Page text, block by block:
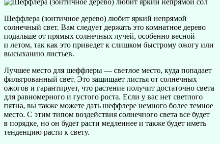
Шеффлера (зонтичное дерево) любит яркий непрямой
солнечный свет. Вам следует держать это комнатное дерево
подальше от прямых солнечных лучей, особенно весной
и летом, так как это приведет к слишком быстрому ожогу или
высыханию листьев.
Лучшее место для шеффлеры — светлое место, куда попадает
фильтрованный свет. Это защищает листья от солнечных
ожогов и гарантирует, что растение получит достаточно света
для равномерного и густого роста. Если у вас нет светлого
пятна, вы также можете дать шеффлере немного более темное
место. С этим типом воздействия солнечного света все будет
в порядке, но он будет расти медленнее и также будет иметь
тенденцию расти к свету.